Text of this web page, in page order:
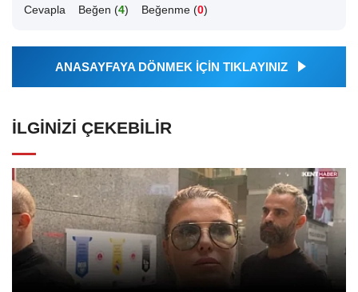
Cevapla Beğen (4) Beğenme (0)
ANASAYFAYA DÖNMEK İÇİN TIKLAYINIZ
İLGINIZI ÇEKEBILIR